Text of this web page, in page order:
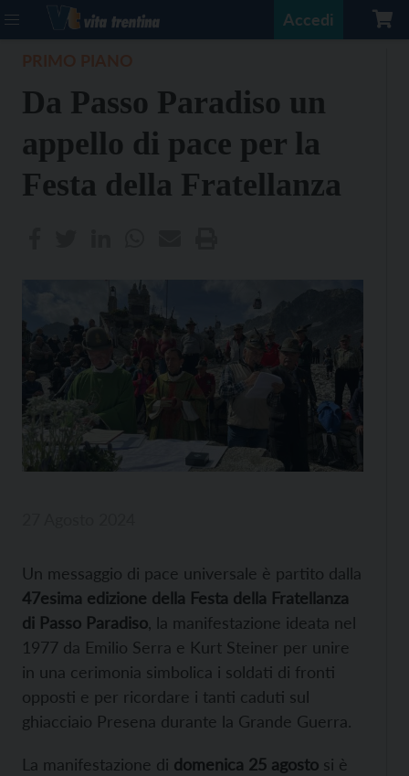
Accedi
Da Passo Paradiso un
appello di pace per la
Festa della Fratellanza
Un messaggio di pace universale è partito dalla
47esima edizione della Festa della Fratellanza
di Passo Paradiso , la manifestazione ideata nel
1977 da Emilio Serra e Kurt Steiner per unire
in una cerimonia simbolica i soldati di fronti
opposti e per ricordare i tanti caduti sul
ghiacciaio Presena durante la Grande Guerra.
La manifestazione di domenica 25 agosto si è